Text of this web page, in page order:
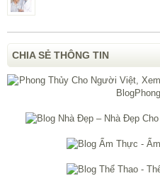
CHIA SẺ THÔNG TIN